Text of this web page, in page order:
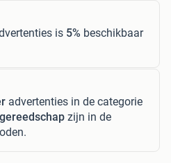
is 5% beschikbaar
advertenties in de categorie
zijn in de